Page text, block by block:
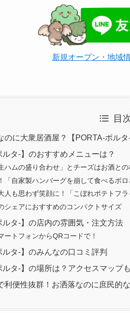
新規オープン・地域
目
のに大衆居酒屋？【PORTA-ポル
ルタ-】のおすすめメニューは？
ハムの盛り合わせ」とチーズはお酒との
「自家製ハンバーグを崩して食べるボロ
人も思わず笑顔に！「こぼれポテトフラ
シェアにおすすめのコンパクトサイズ
ルタ-】の店内の雰囲気・注文方法
ートフォンからQRコードで！
ルタ-】のみんなの口コミ評判
ルタ-】の場所は？アクセスマップも
利便性抜群！お洒落なのに庶民的